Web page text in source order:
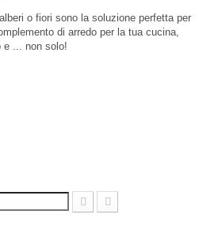
o fiori sono la soluzione perfetta per
di arredo per la tua cucina,
e ... non solo!